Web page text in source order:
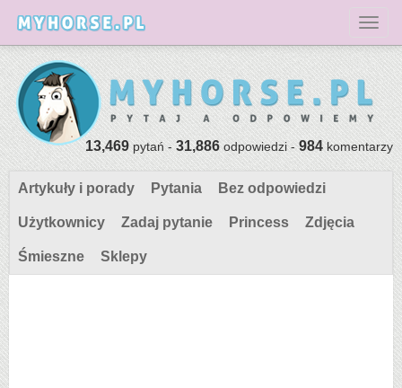
13,469pytań -31,886odpowiedzi -984komentarzy
Artykuły i porady Pytania Bez odpowiedzi
Użytkownicy Zadaj pytanie Princess Zdjęcia
Śmieszne Sklepy